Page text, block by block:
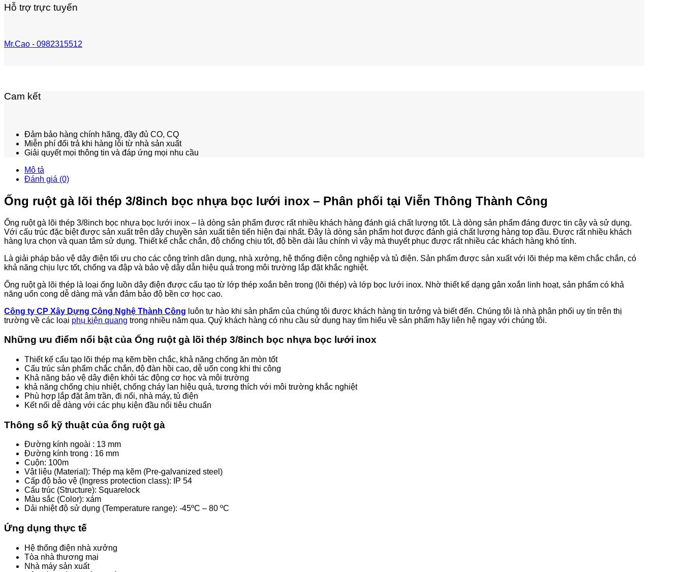
Hỗ trợ trực tuyến
Mr.Cao - 0982315512
Cam kết
Đảm bảo hàng chính hãng, đầy đủ CO, CQ
Miễn phí đổi trả khi hàng lỗi từ nhà sản xuất
Giải quyết mọi thông tin và đáp ứng mọi nhu cầu
Mô tả
Đánh giá (0)
Ống ruột gà lõi thép 3/8inch bọc nhựa bọc lưới inox – Phân phối tại Viễn Thông Thành Công
Ống ruột gà lõi thép 3/8inch bọc nhựa bọc lưới inox – là dòng sản phẩm được rất nhiều khách hàng đánh giá chất lượng tốt. Là dòng sản phẩm đáng được tin cậy và sử dụng.
Với cấu trúc đặc biệt được sản xuất trên dây chuyền sản xuất tiên tiến hiện đại nhất. Đây là dòng sản phẩm hot được đánh giá chất lượng hàng top đầu. Được rất nhiều khách
hàng lựa chọn và quan tâm sử dụng. Thiết kế chắc chắn, độ chống chịu tốt, độ bền dài lâu chính vì vậy mà thuyết phục được rất nhiều các khách hàng khó tính.
Là giải pháp bảo vệ dây điện tối ưu cho các công trình dân dụng, nhà xưởng, hệ thống điện công nghiệp và tủ điện. Sản phẩm được sản xuất với lõi thép mạ kẽm chắc chắn, có
khả năng chịu lực tốt, chống va đập và bảo vệ dây dẫn hiệu quả trong môi trường lắp đặt khắc nghiệt.
Ống ruột gà lõi thép là loại ống luồn dây điện được cấu tạo từ lớp thép xoắn bên trong (lõi thép) và lớp bọc lưới inox. Nhờ thiết kế dạng gân xoắn linh hoạt, sản phẩm có khả
năng uốn cong dễ dàng mà vẫn đảm bảo độ bền cơ học cao.
Công ty CP Xây Dựng Công Nghệ Thành Công luôn tự hào khi sản phẩm của chúng tôi được khách hàng tin tưởng và biết đến. Chúng tôi là nhà phân phối uy tín trên thị
trường về các loại phụ kiện quang trong nhiều năm qua. Quý khách hàng có nhu cầu sử dụng hay tìm hiểu về sản phẩm hãy liên hệ ngay với chúng tôi.
Những ưu điểm nổi bật của Ống ruột gà lõi thép 3/8inch bọc nhựa bọc lưới inox
Thiết kế cấu tạo lõi thép mạ kẽm bền chắc, khả năng chống ăn mòn tốt
Cấu trúc sản phẩm chắc chắn, độ đàn hồi cao, dễ uốn cong khi thi công
Khả năng bảo vệ dây điện khỏi tác động cơ học và môi trường
khả năng chống chịu nhiệt, chống cháy lan hiệu quả, tương thích với môi trường khắc nghiệt
Phù hợp lắp đặt âm trần, đi nổi, nhà máy, tủ điện
Kết nối dễ dàng với các phụ kiện đầu nối tiêu chuẩn
Thông số kỹ thuật của ống ruột gà
Đường kính ngoài : 13 mm
Đường kính trong : 16 mm
Cuộn: 100m
Vật liệu (Material): Thép mạ kẽm (Pre-galvanized steel)
Cấp độ bảo vệ (Ingress protection class): IP 54
Cấu trúc (Structure): Squarelock
Màu sắc (Color): xám
Dải nhiệt độ sử dụng (Temperature range): -45ºC – 80 ºC
Ứng dụng thực tế
Hệ thống điện nhà xưởng
Tòa nhà thương mại
Nhà máy sản xuất